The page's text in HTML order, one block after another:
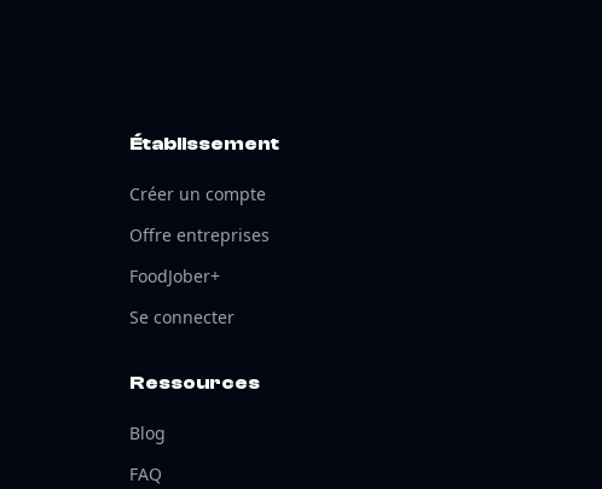
Établissement
Créer un compte
Offre entreprises
FoodJober+
Se connecter
Ressources
Blog
FAQ